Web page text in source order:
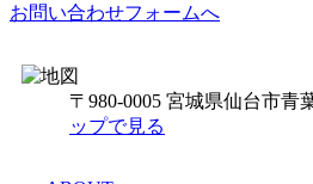
お問い合わせフォームへ
〒980-0005 宮城県仙台市青
ップで見る